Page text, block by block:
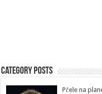
Category Posts
Pčele na